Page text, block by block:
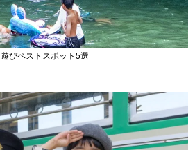
びベストスポット5選